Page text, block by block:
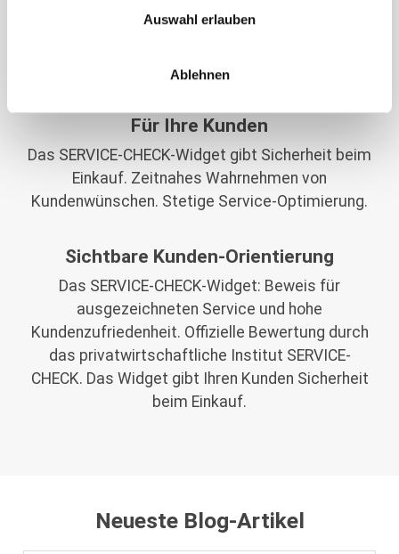
Auswahl erlauben
Ablehnen
aussagekräftige Informationen über Ihren
Dialogs mit Ihrem Kunden.
Für Ihre Kunden
Das SERVICE-CHECK-Widget gibt Sicherheit beim
Einkauf. Zeitnahes Wahrnehmen von
Kundenwünschen. Stetige Service-Optimierung.
Sichtbare Kunden-Orientierung
Das SERVICE-CHECK-Widget: Beweis für
ausgezeichneten Service und hohe
Kundenzufriedenheit. Offizielle Bewertung durch
das privatwirtschaftliche Institut SERVICE-
CHECK. Das Widget gibt Ihren Kunden Sicherheit
beim Einkauf.
Neueste Blog-Artikel